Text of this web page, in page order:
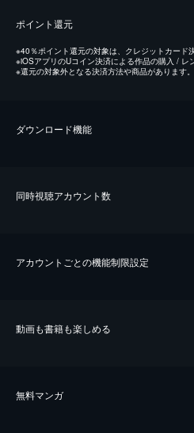
ポイント還元
※40％ポイント還元の対象は、クレジットカード
※iOSアプリのUコイン決済による作品の購入 / レ
※還元の対象外となる決済方法や商品があります
ダウンロード機能
同時視聴アカウント数
アカウントごとの機能制限設定
動画も書籍も楽しめる
無料マンガ